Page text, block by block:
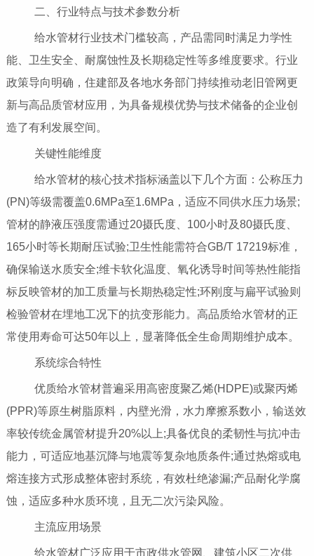
二、行业特点与技术参数分析
给水管材行业技术门槛较高，产品需同时满足力学性
能、卫生安全、耐腐蚀性及长期稳定性等多维度要求。行业
政策导向明确，住建部及各地水务部门持续推动老旧管网更
新与高品质管材应用，为具备规模优势与技术储备的企业创
造了有利发展空间。
关键性能维度
给水管材的核心技术指标涵盖以下几个方面：公称压力
(PN)等级需覆盖0.6MPa至1.6MPa，适应不同供水压力场景;
管材的静液压强度需通过20摄氏度、100小时及80摄氏度、
165小时等长期耐压试验;卫生性能需符合GB/T 17219标准，
确保输送水质安全;维卡软化温度、氧化诱导时间等热性能指
标反映管材的加工质量与长期热稳定性;环刚度与扁平试验则
检验管材在埋地工况下的抗变形能力。高品质给水管材的正
常使用寿命可达50年以上，显著降低全生命周期维护成本。
系统综合特性
优质给水管材普遍采用高密度聚乙烯(HDPE)或聚丙烯
(PPR)等原生树脂原料，内壁光滑，水力摩擦系数小，输送效
率较传统金属管材提升20%以上;具备优良的柔韧性与抗冲击
能力，可适应地基沉降与地震等复杂地质条件;通过热熔或电
熔连接方式形成整体密封系统，有效杜绝渗漏;产品耐化学腐
蚀，适应多种水质环境，且无二次污染风险。
主流应用场景
给水管材广泛应用于市政供水管网、建筑小区二次供